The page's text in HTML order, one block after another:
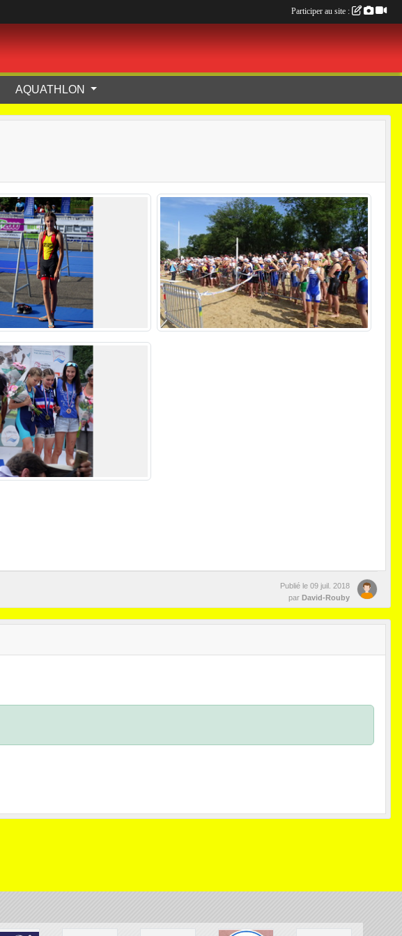
AQUATHLON
Publié le 09 juil. 2018
par David-Rouby
Participer au site :